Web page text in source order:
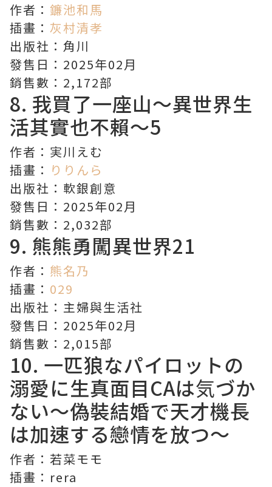
作者： 鐮池和馬
插畫： 灰村清孝
出版社：角川
發售日：2025年02月
銷售數：2,172部
8. 我買了一座山～異世界生
活其實也不賴～5
作者：実川えむ
插畫： りりんら
出版社：軟銀創意
發售日：2025年02月
銷售數：2,032部
9. 熊熊勇闖異世界21
作者： 熊名乃
插畫： 029
出版社：主婦與生活社
發售日：2025年02月
銷售數：2,015部
10. 一匹狼なパイロットの
溺愛に生真面目CAは気づか
ない〜偽裝結婚で天才機長
は加速する戀情を放つ〜
作者：若菜モモ
插畫：rera